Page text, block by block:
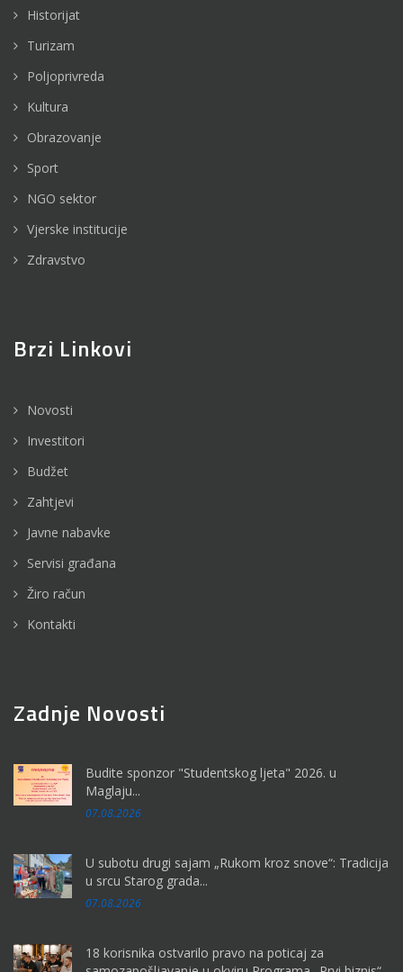
Historijat
Turizam
Poljoprivreda
Kultura
Obrazovanje
Sport
NGO sektor
Vjerske institucije
Zdravstvo
Brzi Linkovi
Novosti
Investitori
Budžet
Zahtjevi
Javne nabavke
Servisi građana
Žiro račun
Kontakti
Zadnje Novosti
Budite sponzor "Studentskog ljeta" 2026. u
Maglaju...
07.08.2026
U subotu drugi sajam „Rukom kroz snove“: Tradicija
u srcu Starog grada...
07.08.2026
18 korisnika ostvarilo pravo na poticaj za